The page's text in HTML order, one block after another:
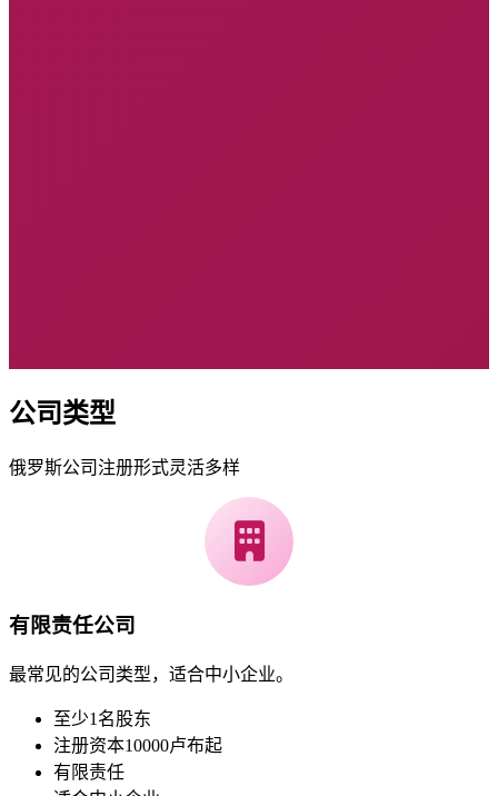
公司类型
俄罗斯公司注册形式灵活多样
有限责任公司
最常见的公司类型，适合中小企业。
至少1名股东
注册资本10000卢布起
有限责任